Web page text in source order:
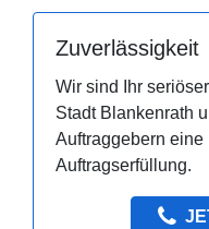
Zuverlässigkeit
Wir sind Ihr
Stadt Blankenrath
Auftraggebern
Auftragserfüllung.